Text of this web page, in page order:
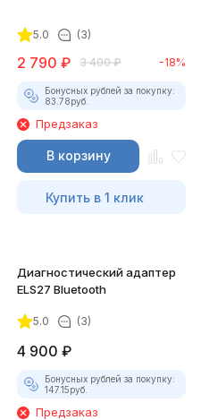
5.0 (3)
2 790 ₽ 3 400 ₽ -18%
Бонусных рублей за покупку:
83.78руб.
Предзаказ
В корзину
Купить в 1 клик
Диагностический адаптер
ELS27 Bluetooth
5.0 (3)
4 900 ₽
Бонусных рублей за покупку:
147.15руб.
Предзаказ